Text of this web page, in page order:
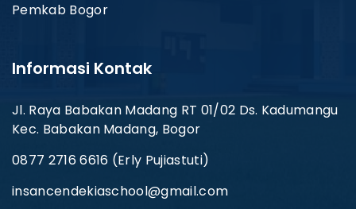
Pemkab Bogor
Informasi Kontak
Jl. Raya Babakan Madang RT 01/02 Ds. Kadumangu
Kec. Babakan Madang, Bogor
0877 2716 6616 (Erly Pujiastuti)
insancendekiaschool@gmail.com